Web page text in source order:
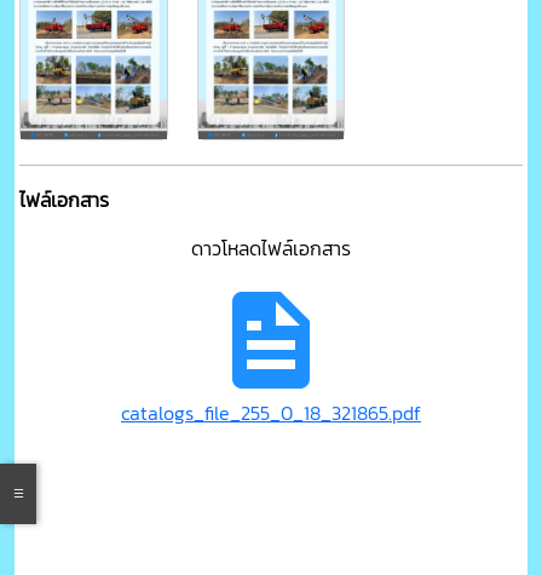
ไฟล์เอกสาร
ดาวโหลดไฟล์เอกสาร
catalogs_file_255_0_18_321865.pdf